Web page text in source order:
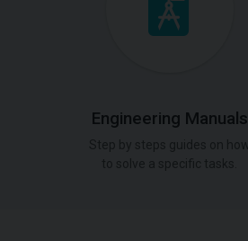
Engineering Manuals